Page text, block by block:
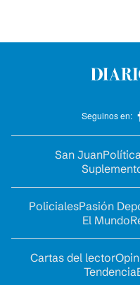
Seguinos en:
San JuanPolítica
PolicialesPasión
El Mundo
Cartas del lector
Tendencia